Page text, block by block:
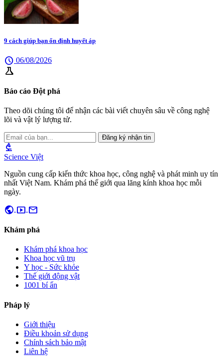
9 cách giúp bạn ổn định huyết áp
schedule 06/08/2026
science
Báo cáo Đột phá
Theo dõi chúng tôi để nhận các bài viết chuyên sâu về công nghệ
lõi và vật lý lượng tử.
Đăng ký nhận tin
biotech
Science Việt
Nguồn cung cấp kiến thức khoa học, công nghệ và phát minh uy tín
nhất Việt Nam. Khám phá thế giới qua lăng kính khoa học mỗi
ngày.
public smart_display mail
Khám phá
Khám phá khoa học
Khoa học vũ trụ
Y học - Sức khỏe
Thế giới động vật
1001 bí ẩn
Pháp lý
Giới thiệu
Điều khoản sử dụng
Chính sách bảo mật
Liên hệ